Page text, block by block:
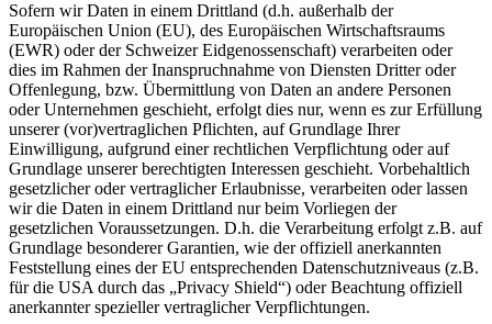
Sofern wir Daten in einem Drittland (d.h. außerhalb der
Europäischen Union (EU), des Europäischen Wirtschaftsraums
(EWR) oder der Schweizer Eidgenossenschaft) verarbeiten oder
dies im Rahmen der Inanspruchnahme von Diensten Dritter oder
Offenlegung, bzw. Übermittlung von Daten an andere Personen
oder Unternehmen geschieht, erfolgt dies nur, wenn es zur Erfüllung
unserer (vor)vertraglichen Pflichten, auf Grundlage Ihrer
Einwilligung, aufgrund einer rechtlichen Verpflichtung oder auf
Grundlage unserer berechtigten Interessen geschieht. Vorbehaltlich
gesetzlicher oder vertraglicher Erlaubnisse, verarbeiten oder lassen
wir die Daten in einem Drittland nur beim Vorliegen der
gesetzlichen Voraussetzungen. D.h. die Verarbeitung erfolgt z.B. auf
Grundlage besonderer Garantien, wie der offiziell anerkannten
Feststellung eines der EU entsprechenden Datenschutzniveaus (z.B.
für die USA durch das „Privacy Shield“) oder Beachtung offiziell
anerkannter spezieller vertraglicher Verpflichtungen.